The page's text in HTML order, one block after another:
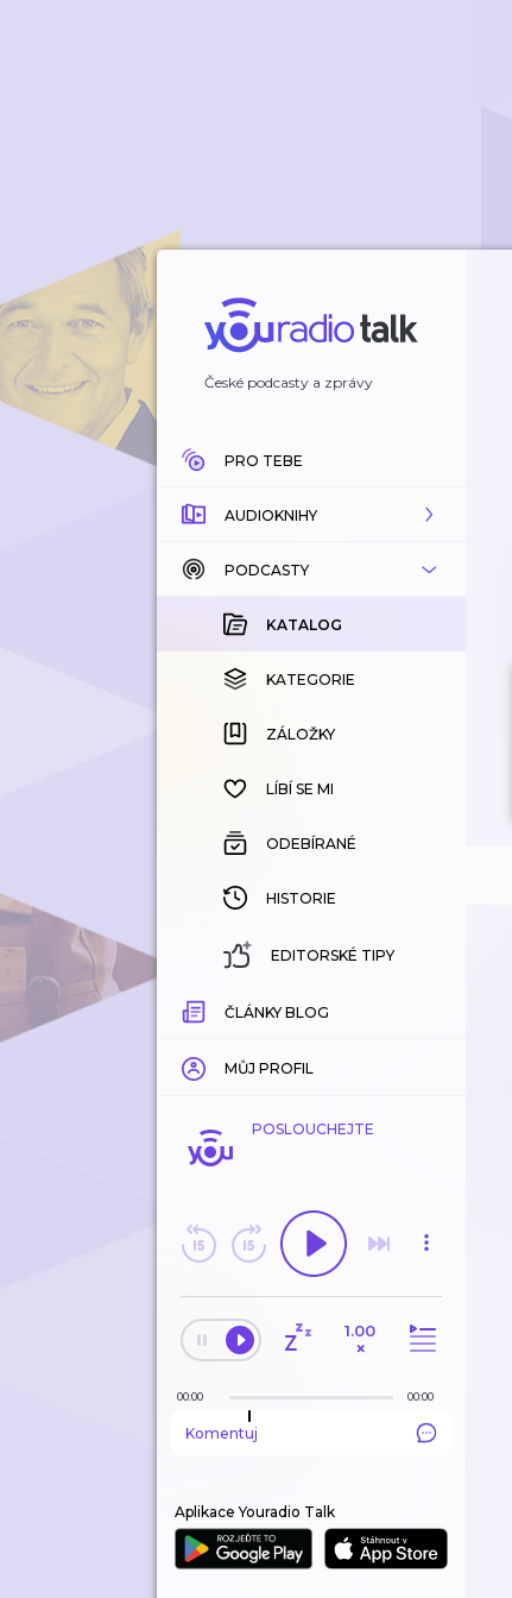
České podcasty a zprávy
PRO TEBE
AUDIOKNIHY
KATALOG
KOUPENÉ
KATEGORIE
ZÁLOŽKY
HISTORIE
PODCASTY
KATALOG
KATEGORIE
ZÁLOŽKY
LÍBÍ SE MI
ODEBÍRANÉ
HISTORIE
EDITORSKÉ TIPY
ČLÁNKY BLOG
MŮJ PROFIL
POSLOUCHEJTE
1.00
×
00:00 00:00
Komentuj
Aplikace Youradio Talk